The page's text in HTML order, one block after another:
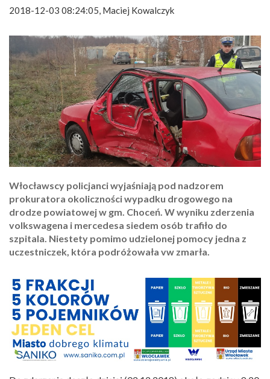
2018-12-03 08:24:05, Maciej Kowalczyk
Włocławscy policjanci wyjaśniają pod nadzorem
prokuratora okoliczności wypadku drogowego na
drodze powiatowej w gm. Choceń. W wyniku zderzenia
volkswagena i mercedesa siedem osób trafiło do
szpitala. Niestety pomimo udzielonej pomocy jedna z
uczestniczek, która podróżowała vw zmarła.